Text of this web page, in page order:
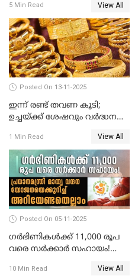
ശ്രദ്ധിക്കുക!
5 Min Read View All
Posted On 13-11-2025
ഇന്ന് രണ്ട് തവണ കൂടി;
ഉച്ചയ്ക്ക് ശേഷവും വർദ്ധനവ്;
സ്വർണവിലയിൽ കുതിപ്പ്
1 Min Read View All
Posted On 05-11-2025
ഗർഭിണികൾക്ക് 11,000 രൂപ
വരെ സർക്കാർ സഹായം!
യോജനയെക്കുറിച്ച്
10 Min Read View All